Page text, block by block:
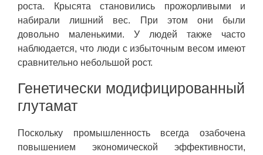
роста. Крысята становились прожорливыми и
набирали лишний вес. При этом они были
довольно маленькими. У людей также часто
наблюдается, что люди с избыточным весом имеют
сравнительно небольшой рост.
Генетически модифицированный
глутамат
Поскольку промышленность всегда озабочена
повышением экономической эффективности,